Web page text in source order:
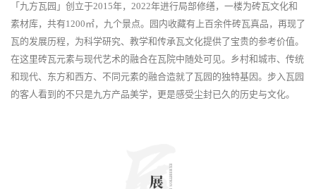
「九方瓦园」创立于2015年，2022年进行局部修缮，一楼为砖瓦文化和
素材库，共有1200㎡，九个景点。园内收藏有上百余件砖瓦真品，再现了
瓦的发展历程，为科学研究、教学和传承瓦文化提供了宝贵的参考价值。
在这里砖瓦元素与现代艺术的融合在瓦院中随处可见。乡村和城市、传统
和现代、东方和西方、不同元素的融合造就了瓦园的独特基因。步入瓦园
的客人看到的不只是九方产品美学，更是感受尘封已久的历史与文化。